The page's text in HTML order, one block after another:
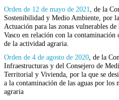
Orden de 12 de mayo de 2021
, de la
Sostenibilidad y Medio Ambiente, por
Actuación para las zonas vulnerables
Vasco en relación con la contaminación
de la actividad agraria.
Orden de 4 de agosto de 2020 , de la
Infraestructuras y del Consejero de
Territorial y Vivienda, por la que se
a la contaminación de las aguas por los
agraria